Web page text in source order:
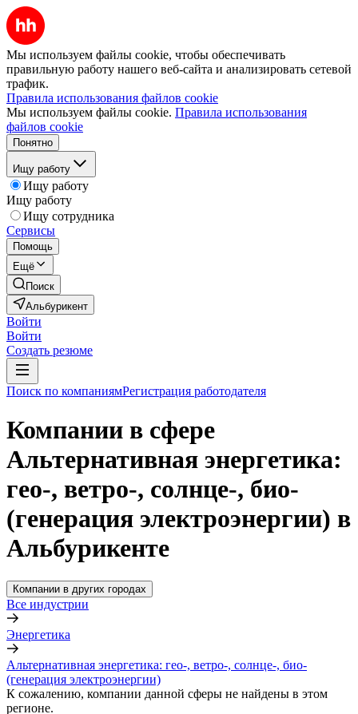
Мы используем файлы cookie, чтобы обеспечивать
правильную работу нашего веб-сайта и анализировать сетевой
трафик.
Правила использования файлов cookie
Мы используем файлы cookie. Правила использования
файлов cookie
Понятно
Ищу работу
Ищу работу
Ищу работу
Ищу сотрудника
Сервисы
Помощь
Ещё
Поиск
Альбурикент
Войти
Войти
Создать резюме
Поиск по компаниямРегистрация работодателя
Компании в сфере
Альтернативная энергетика:
гео-, ветро-, солнце-, био-
(генерация электроэнергии) в
Альбурикенте
Компании в других городах
Все индустрии
Энергетика
Альтернативная энергетика: гео-, ветро-, солнце-, био-
(генерация электроэнергии)
К сожалению, компании данной сферы не найдены в этом
регионе.